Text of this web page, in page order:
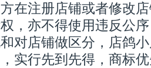
方在注册店铺或者修改
，亦不得使用违反公
对店铺做区分，店鸽
实行先到先得，商标